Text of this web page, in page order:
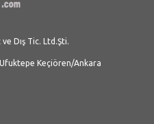
Dış Tic. Ltd.Şti.
Keçiören/Ankara